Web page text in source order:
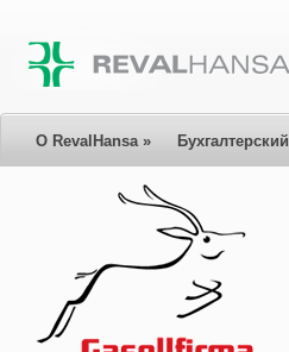
О RevalHansa »